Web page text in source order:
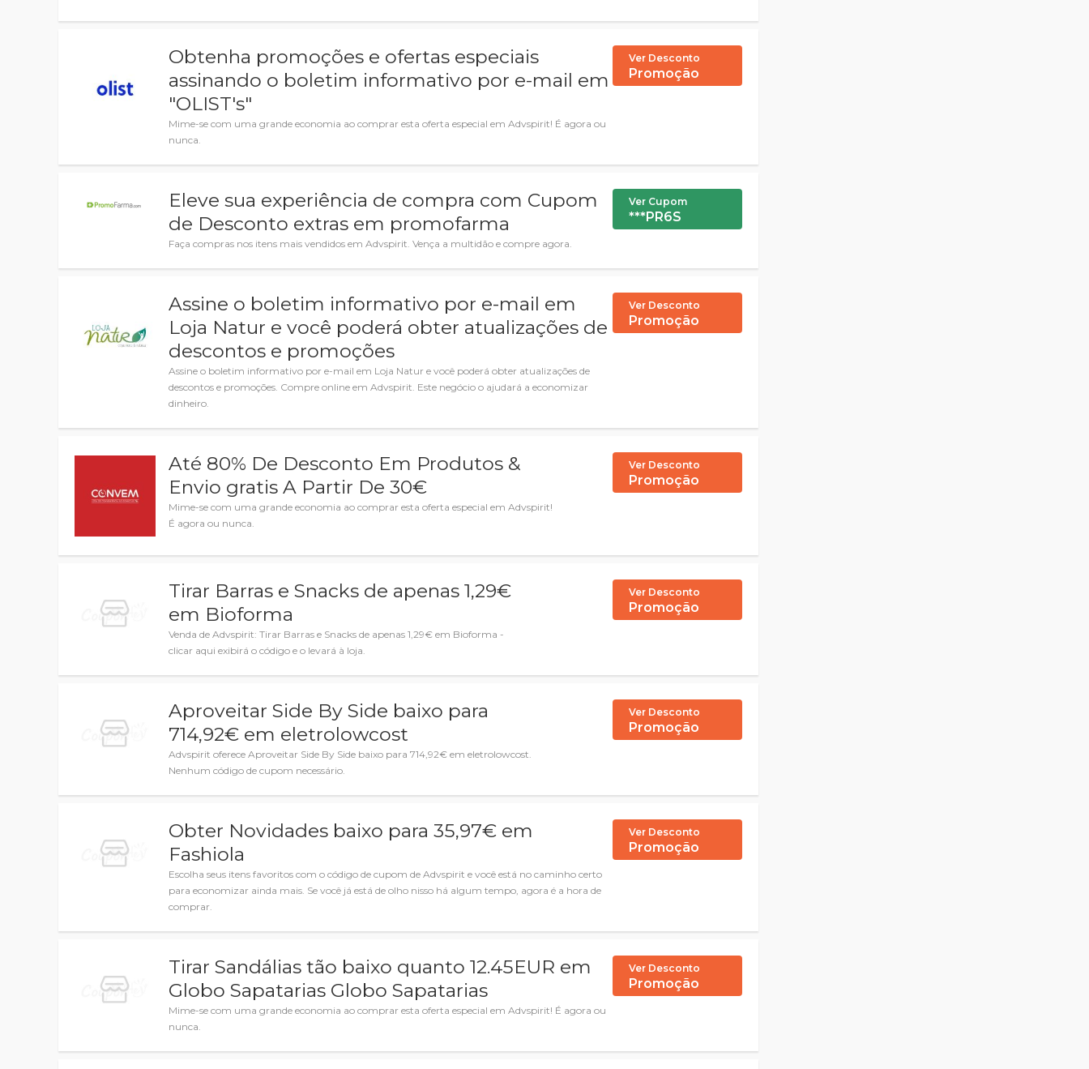
Obtenha promoções e ofertas especiais
assinando o boletim informativo por e-mail em
"OLIST's"
Mime-se com uma grande economia ao comprar esta oferta especial em Advspirit! É agora ou
nunca.
Ver Desconto
Promoção
Eleve sua experiência de compra com Cupom
de Desconto extras em promofarma
Faça compras nos itens mais vendidos em Advspirit. Vença a multidão e compre agora.
Ver Cupom
***PR6S
Assine o boletim informativo por e-mail em
Loja Natur e você poderá obter atualizações de
descontos e promoções
Assine o boletim informativo por e-mail em Loja Natur e você poderá obter atualizações de
descontos e promoções. Compre online em Advspirit. Este negócio o ajudará a economizar
dinheiro.
Ver Desconto
Promoção
Até 80% De Desconto Em Produtos &
Envio gratis A Partir De 30€
Mime-se com uma grande economia ao comprar esta oferta especial em Advspirit!
É agora ou nunca.
Ver Desconto
Promoção
Tirar Barras e Snacks de apenas 1,29€
em Bioforma
Venda de Advspirit: Tirar Barras e Snacks de apenas 1,29€ em Bioforma -
clicar aqui exibirá o código e o levará à loja.
Ver Desconto
Promoção
Aproveitar Side By Side baixo para
714,92€ em eletrolowcost
Advspirit oferece Aproveitar Side By Side baixo para 714,92€ em eletrolowcost.
Nenhum código de cupom necessário.
Ver Desconto
Promoção
Obter Novidades baixo para 35,97€ em
Fashiola
Escolha seus itens favoritos com o código de cupom de Advspirit e você está no caminho certo
para economizar ainda mais. Se você já está de olho nisso há algum tempo, agora é a hora de
comprar.
Ver Desconto
Promoção
Tirar Sandálias tão baixo quanto 12.45EUR em
Globo Sapatarias Globo Sapatarias
Mime-se com uma grande economia ao comprar esta oferta especial em Advspirit! É agora ou
nunca.
Ver Desconto
Promoção